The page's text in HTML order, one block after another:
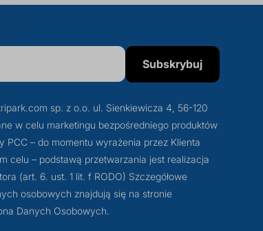
Subskrybuj
sp. z o.o. ul. Sienkiewicza 4, 56-120
w celu marketingu bezpośredniego produktów
PCC – do momentu wyrażenia przez Klienta
celu – podstawą przetwarzania jest realizacja
(art. 6. ust. 1 lit. f RODO) Szczegółowe
osobowych znajdują się na stronie
Danych Osobowych.